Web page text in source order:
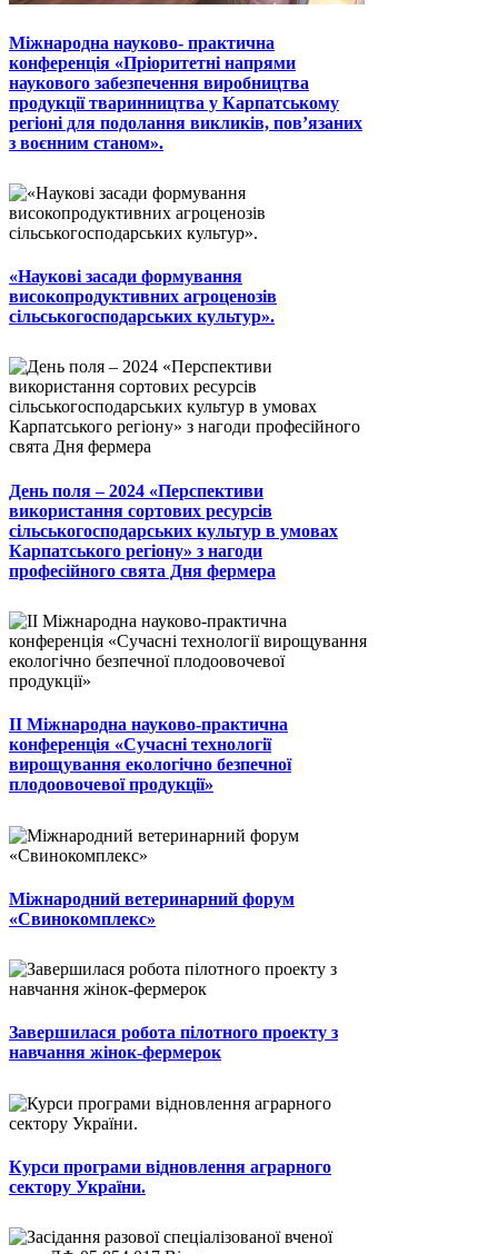
Міжнародна науково- практична
конференція «Пріоритетні напрями
наукового забезпечення виробництва
продукції тваринництва у Карпатському
регіоні для подолання викликів, пов’язаних
з воєнним станом».
«Наукові засади формування
високопродуктивних агроценозів
сільськогосподарських культур».
День поля – 2024 «Перспективи
використання сортових ресурсів
сільськогосподарських культур в умовах
Карпатського регіону» з нагоди
професійного свята Дня фермера
II Міжнародна науково-практична
конференція «Сучасні технології
вирощування екологічно безпечної
плодоовочевої продукції»
Міжнародний ветеринарний форум
«Свинокомплекс»
Завершилася робота пілотного проекту з
навчання жінок-фермерок
Курси програми відновлення аграрного
сектору України.